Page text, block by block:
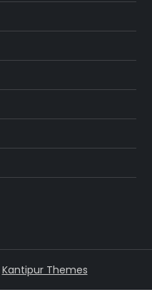
Kantipur Themes